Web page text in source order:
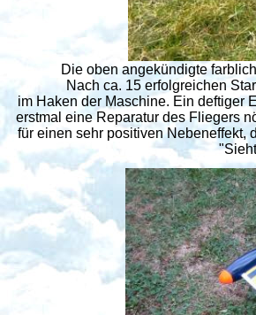
Die oben angekündigte
Nach ca. 15 erfolgreichen
im Haken der Maschine. Ein deftiger
erstmal eine Reparatur des Fliegers
für einen sehr positiven Nebeneffekt,